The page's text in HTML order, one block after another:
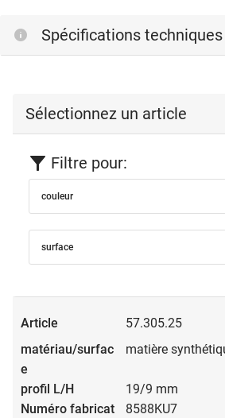
Spécifications techniques
Sélectionnez un article
Filtre pour:
couleur
surface
57.305.25
matière
19/9 mm
8588KU7